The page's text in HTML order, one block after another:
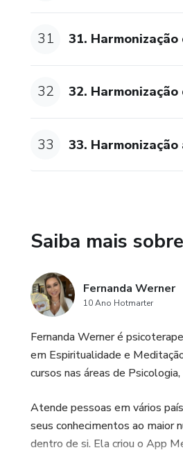
31 31. Harmonização
32 32. Harmonização
33 33.
Saiba mais
Fernanda Werner
10 Ano Hotmarter
Fernanda Werner é
em Espiritualidade e
cursos nas áreas de
Atende pessoas em vários
seus conhecimentos ao maior
dentro de si. Ela criou o App